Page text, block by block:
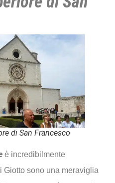
di San Francesco
è incredibilmente
Giotto sono una meraviglia